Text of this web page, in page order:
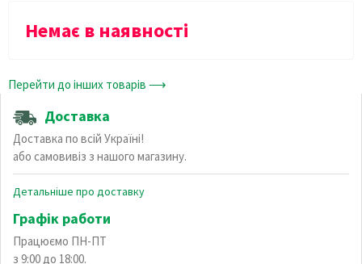
Немає в наявності
Перейти до інших товарів ⟶
Доставка
Доставка по всій Україні!
або самовивіз з нашого магазину.
Детальніше про доставку
Графік работи
Працюємо ПН-ПТ
з 9:00 до 18:00.